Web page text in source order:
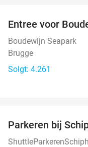
Entree voor
Boudewijn Seapark
Brugge
Solgt: 4.261
Parkeren bij